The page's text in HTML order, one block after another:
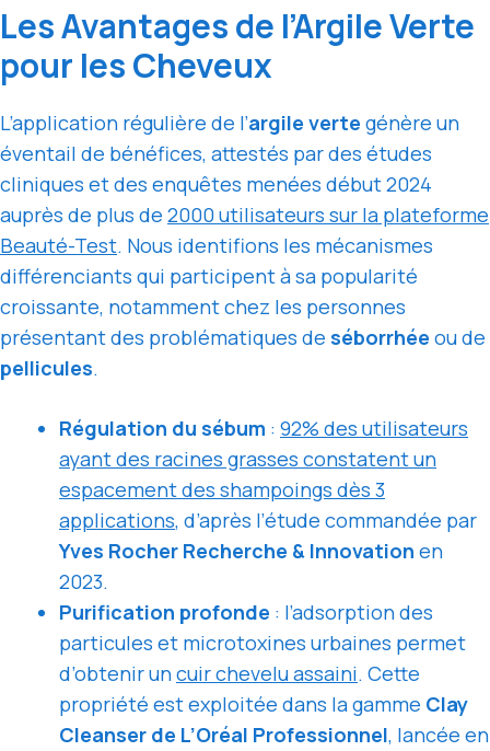
Les Avantages de l’Argile Verte
pour les Cheveux
L’application régulière de l’argile verte génère un
éventail de bénéfices, attestés par des études
cliniques et des enquêtes menées début 2024
auprès de plus de 2000 utilisateurs sur la plateforme
Beauté-Test. Nous identifions les mécanismes
différenciants qui participent à sa popularité
croissante, notamment chez les personnes
présentant des problématiques de séborrhée ou de
pellicules.
Régulation du sébum : 92% des utilisateurs
ayant des racines grasses constatent un
espacement des shampoings dès 3
applications, d’après l’étude commandée par
Yves Rocher Recherche & Innovation en
2023.
Purification profonde : l’adsorption des
particules et microtoxines urbaines permet
d’obtenir uncuir chevelu assaini. Cette
propriété est exploitée dans la gamme Clay
Cleanser de L’Oréal Professionnel, lancée en